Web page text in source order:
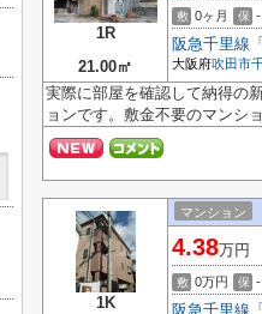
1R
21.00㎡
敷 0ヶ月 保 -
阪急千里線
大阪府吹田市
実際に部屋を確認して納得の
ョンです。敷金不要のマンシ
1K
マンション
4.38万円
敷 0万円 保 -
阪急千里線